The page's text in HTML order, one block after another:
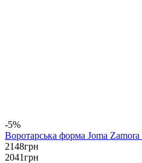
-5%
Воротарська форма Joma
2148грн
2041грн